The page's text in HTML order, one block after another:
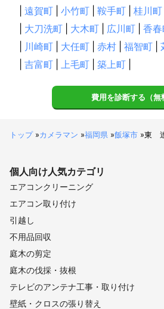
遠賀町 小竹町 鞍手町 桂川町
大刀洗町 大木町 広川町 香
川崎町 大任町 赤村 福智町
吉富町 上毛町 築上町
費用を診断する（無
トップ»カメラマン »福岡県 »飯塚市 »東
個人向け人気カテゴリ
エアコンクリーニング
エアコン取り付け
引越し
不用品回収
庭木の剪定
庭木の伐採・抜根
テレビのアンテナ工事・取り付け
壁紙・クロスの張り替え